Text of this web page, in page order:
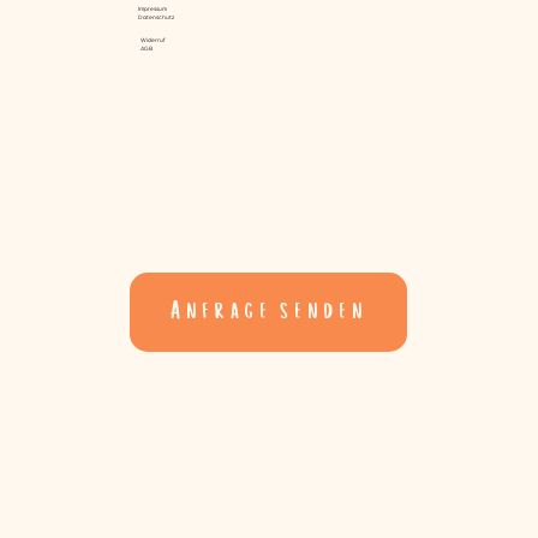
Impressum
Datenschutz
Widerruf
AGB
Anfrage senden